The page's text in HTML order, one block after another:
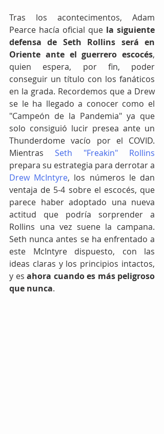
Tras los acontecimentos, Adam
Pearce hacía oficial que la siguiente
defensa de Seth Rollins será en
Oriente ante el guerrero escocés,
quien espera, por fin, poder
conseguir un título con los fanáticos
en la grada. Recordemos que a Drew
se le ha llegado a conocer como el
"Campeón de la Pandemia" ya que
solo consiguió lucir presea ante un
Thunderdome vacío por el COVID.
Mientras
Drew McIntyre, los números le dan
ventaja de 5-4 sobre el escocés, que
parece haber adoptado una nueva
actitud que podría sorprender a
Rollins una vez suene la campana.
Seth nunca antes se ha enfrentado a
este McIntyre dispuesto, con las
ideas claras y los principios intactos,
y es ahora cuando es más peligroso
que nunca.